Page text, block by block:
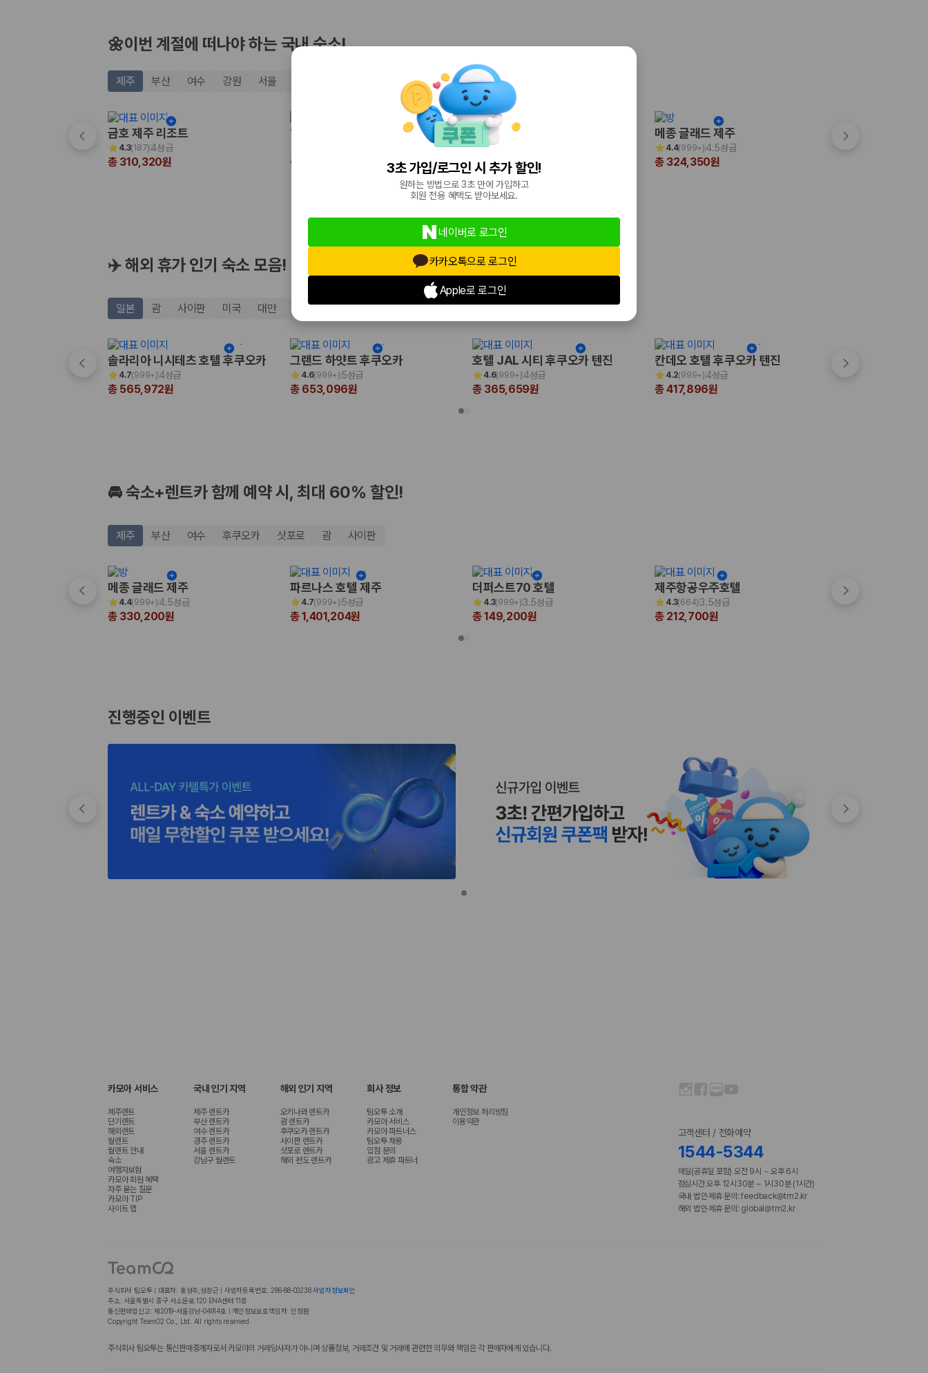
Q. 가족 여행에는 어떤 제주 렌트카를 비교해야 하나요?
제주렌트카 가격비교 주요 링크
국내 렌트카 가격비교
해외 렌트카 가격비교
🌼이번 계절에 떠나야 하는 국내 숙소!
제주 부산 여수 강원 서울
금호 제주 리조트
4.3(187) 4성급
총 310,320원
히든 클리프 호텔&네이쳐
총 389,920원
그라벨 호텔 제주
4.3
총 241,891원
메종 글래드 제주
4.4(999+)4.5성급
총 324,350원
파르나스 호텔 제주
✈️ 해외 휴가 인기 숙소 모음!
일본 괌 사이판 미국 대만 태국
솔라리아 니시테츠 호텔 후쿠오카
4.7(999+)4성급
총 565,972원
그랜드 하얏트 후쿠오카
4.6(999+)5성급
총 653,096원
호텔 JAL 시티 후쿠오카 텐진
4.6(999+)4성급
총 365,659원
칸데오 호텔 후쿠오카 텐진
4.2(999+)4성급
총 417,896원
쓰시마 그랜드 호텔
🚘 숙소+렌트카 함께 예약 시, 최대 60% 할인!
제주 부산 여수 후쿠오카 삿포로 괌 사이판
메종 글래드 제주
4.4(999+)4.5성급
총 330,200원
파르나스 호텔 제주
4.7(999+)5성급
총 1,401,204원
더퍼스트70 호텔
4.3(999+)3.5성급
총 149,200원
제주항공우주호텔
4.3(664) 3.5성급
총 212,700원
파크선샤인 제주
진행중인 이벤트
카모아 서비스
제주렌트
단기렌트
해외렌트
월렌트
월렌트 안내
숙소
여행자보험
카모아 회원 혜택
자주 묻는 질문
카모아 TIP
사이트 맵
국내 인기 지역
제주 렌트카
부산 렌트카
여수 렌트카
경주 렌트카
서울 렌트카
강남구 월렌트
해외 인기 지역
오키나와 렌트카
괌 렌트카
후쿠오카 렌트카
사이판 렌트카
삿포로 렌트카
해외 편도 렌트카
회사 정보
팀오투 소개
카모아 서비스
카모아 파트너스
팀오투 채용
입점 문의
광고 제휴 파트너
통합 약관
개인정보 처리방침
이용약관
고객센터 / 전화예약
1544-5344
매일(공휴일 포함) 오전 9시 ~ 오후 6시
점심시간 오후 12시30분 ~ 1시30분 (1시간)
국내 법인·제휴 문의: feedback@tm2.kr
해외 법인·제휴 문의: global@tm2.kr
주식회사 팀오투 | 대표자: 홍성주,성장근 | 사업자등록번호: 286-88-00238 사업자정보확인
주소: 서울특별시 중구 서소문로 120 ENA센터 11층
통신판매업신고: 제2019-서울강남-04914호 | 개인정보보호책임자: 인정환
Copyright TeamO2 Co., Ltd. All rights reserved.
주식회사 팀오투는 통신판매중개자로서 카모아의 거래당사자가 아니며 상품정보, 거래조건 및 거래에 관련한 의무와 책임은 각 판매자에게 있습니다.
3초 가입/로그인 시 추가 할인!
원하는 방법으로 3초 만에 가입하고
회원 전용 혜택도 받아보세요.
네이버로 로그인
카카오톡으로 로그인
Apple로 로그인